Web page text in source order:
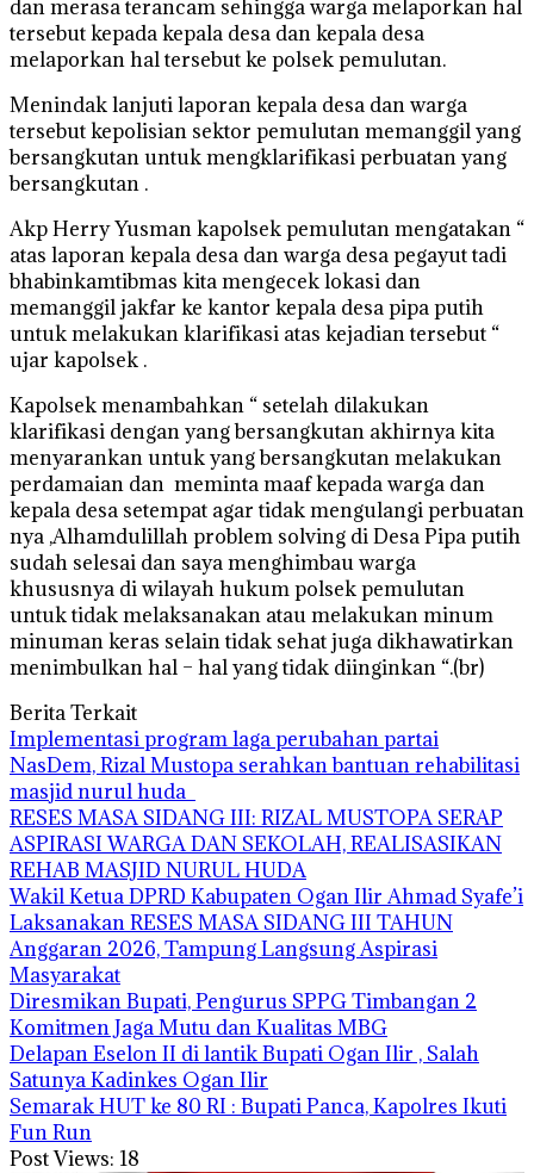
dan merasa terancam sehingga warga melaporkan hal
tersebut kepada kepala desa dan kepala desa
melaporkan hal tersebut ke polsek pemulutan.
Menindak lanjuti laporan kepala desa dan warga
tersebut kepolisian sektor pemulutan memanggil yang
bersangkutan untuk mengklarifikasi perbuatan yang
bersangkutan .
Akp Herry Yusman kapolsek pemulutan mengatakan “
atas laporan kepala desa dan warga desa pegayut tadi
bhabinkamtibmas kita mengecek lokasi dan
memanggil jakfar ke kantor kepala desa pipa putih
untuk melakukan klarifikasi atas kejadian tersebut “
ujar kapolsek .
Kapolsek menambahkan “ setelah dilakukan
klarifikasi dengan yang bersangkutan akhirnya kita
menyarankan untuk yang bersangkutan melakukan
perdamaian dan meminta maaf kepada warga dan
kepala desa setempat agar tidak mengulangi perbuatan
nya ,Alhamdulillah problem solving di Desa Pipa putih
sudah selesai dan saya menghimbau warga
khususnya di wilayah hukum polsek pemulutan
untuk tidak melaksanakan atau melakukan minum
minuman keras selain tidak sehat juga dikhawatirkan
menimbulkan hal – hal yang tidak diinginkan “.(br)
Berita Terkait
Implementasi program laga perubahan partai
NasDem, Rizal Mustopa serahkan bantuan rehabilitasi
masjid nurul huda
RESES MASA SIDANG III: RIZAL MUSTOPA SERAP
ASPIRASI WARGA DAN SEKOLAH, REALISASIKAN
REHAB MASJID NURUL HUDA
Wakil Ketua DPRD Kabupaten Ogan Ilir Ahmad Syafe’i
Laksanakan RESES MASA SIDANG III TAHUN
Anggaran 2026, Tampung Langsung Aspirasi
Masyarakat
Diresmikan Bupati, Pengurus SPPG Timbangan 2
Komitmen Jaga Mutu dan Kualitas MBG
Delapan Eselon II di lantik Bupati Ogan Ilir , Salah
Satunya Kadinkes Ogan Ilir
Semarak HUT ke 80 RI : Bupati Panca, Kapolres Ikuti
Fun Run
Post Views: 18